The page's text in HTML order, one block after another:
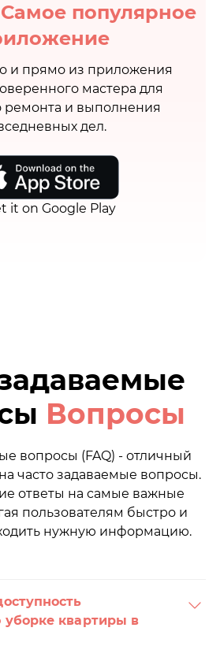
Самое популярное
и прямо из приложения
мастера для
ремонта и выполнения
дел.
Вопросы
вопросы (FAQ) - отличный
часто задаваемые вопросы.
ответы на самые важные
пользователям быстро и
нужную информацию.
уборке квартиры в